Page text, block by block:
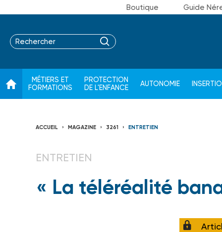
Boutique Guide
MÉTIERS ET
FORMATIONS
PROTECTION
DE L'ENFANCE
AUTONOMIE
ACCUEIL MAGAZINE 3261 ENTRETIEN
ENTRETIEN
« La téléréalité